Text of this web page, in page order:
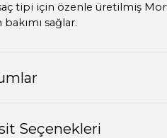
tipi için özenle üretilmiş
bakımı sağlar.
Seçenekleri